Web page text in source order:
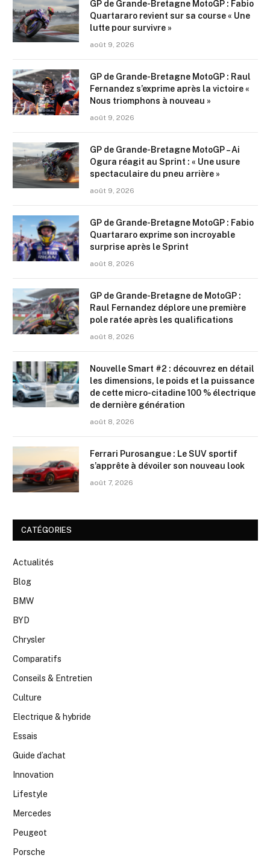
GP de Grande-Bretagne MotoGP : Fabio
Quartararo revient sur sa course « Une
lutte pour survivre »
août 9, 2026
GP de Grande-Bretagne MotoGP : Raul
Fernandez s’exprime après la victoire «
Nous triomphons à nouveau »
août 9, 2026
GP de Grande-Bretagne MotoGP – Ai
Ogura réagit au Sprint : « Une usure
spectaculaire du pneu arrière »
août 9, 2026
GP de Grande-Bretagne MotoGP : Fabio
Quartararo exprime son incroyable
surprise après le Sprint
août 8, 2026
GP de Grande-Bretagne de MotoGP :
Raul Fernandez déplore une première
pole ratée après les qualifications
août 8, 2026
Nouvelle Smart #2 : découvrez en détail
les dimensions, le poids et la puissance
de cette micro-citadine 100 % électrique
de dernière génération
août 8, 2026
Ferrari Purosangue : Le SUV sportif
s’apprête à dévoiler son nouveau look
août 7, 2026
CATÉGORIES
Actualités
Blog
BMW
BYD
Chrysler
Comparatifs
Conseils & Entretien
Culture
Electrique & hybride
Essais
Guide d’achat
Innovation
Lifestyle
Mercedes
Peugeot
Porsche